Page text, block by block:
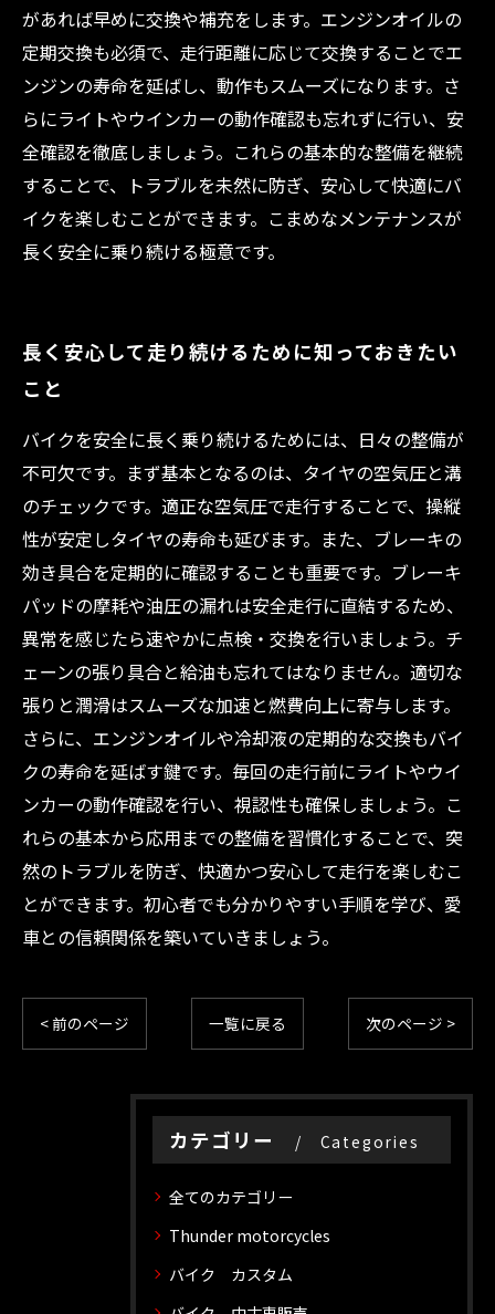
があれば早めに交換や補充をします。エンジンオイルの
定期交換も必須で、走行距離に応じて交換することでエ
ンジンの寿命を延ばし、動作もスムーズになります。さ
らにライトやウインカーの動作確認も忘れずに行い、安
全確認を徹底しましょう。これらの基本的な整備を継続
することで、トラブルを未然に防ぎ、安心して快適にバ
イクを楽しむことができます。こまめなメンテナンスが
長く安全に乗り続ける極意です。
長く安心して走り続けるために知っておきたい
こと
バイクを安全に長く乗り続けるためには、日々の整備が
不可欠です。まず基本となるのは、タイヤの空気圧と溝
のチェックです。適正な空気圧で走行することで、操縦
性が安定しタイヤの寿命も延びます。また、ブレーキの
効き具合を定期的に確認することも重要です。ブレーキ
パッドの摩耗や油圧の漏れは安全走行に直結するため、
異常を感じたら速やかに点検・交換を行いましょう。チ
ェーンの張り具合と給油も忘れてはなりません。適切な
張りと潤滑はスムーズな加速と燃費向上に寄与します。
さらに、エンジンオイルや冷却液の定期的な交換もバイ
クの寿命を延ばす鍵です。毎回の走行前にライトやウイ
ンカーの動作確認を行い、視認性も確保しましょう。こ
れらの基本から応用までの整備を習慣化することで、突
然のトラブルを防ぎ、快適かつ安心して走行を楽しむこ
とができます。初心者でも分かりやすい手順を学び、愛
車との信頼関係を築いていきましょう。
< 前のページ 一覧に戻る 次のページ >
カテゴリー Categories
全てのカテゴリー
Thunder motorcycles
バイク カスタム